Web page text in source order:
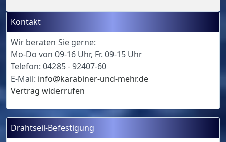
Kontakt
Wir beraten Sie gerne:
Mo-Do von 09-16 Uhr, Fr. 09-15 Uhr
Telefon: 04285 - 92407-60
E-Mail: info@karabiner-und-mehr.de
Vertrag widerrufen
Drahtseil-Befestigung